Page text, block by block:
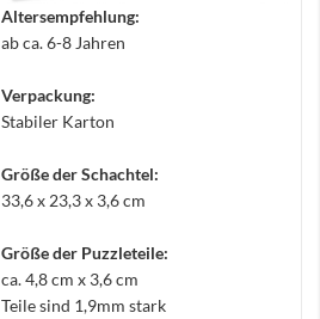
Altersempfehlung:
ab ca. 6-8 Jahren
Verpackung:
Stabiler Karton
Größe der Schachtel:
33,6 x 23,3 x 3,6 cm
Größe der Puzzleteile:
ca. 4,8 cm x 3,6 cm
Teile sind 1,9mm stark